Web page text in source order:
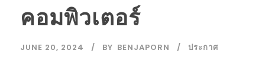
คอมพิวเตอร์
JUNE 20, 2024 BY BENJAPORN ประกาศ